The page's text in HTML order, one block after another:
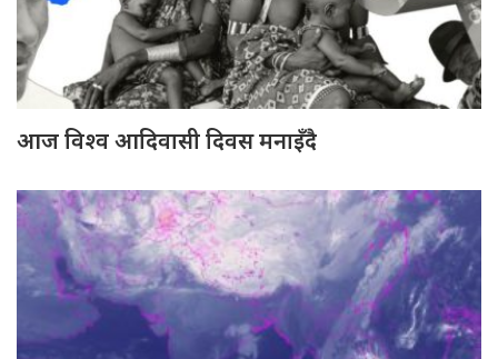
आज विश्व आदिवासी दिवस मनाइँदै